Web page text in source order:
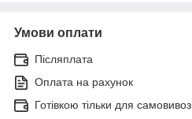
Умови оплати
Післяплата
Оплата на рахунок
Готівкою тільки для